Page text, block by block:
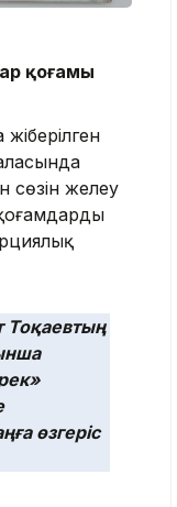
қоғамы
сөзін желеу
қоғамдарды
Тоқаевтың
өзгеріс